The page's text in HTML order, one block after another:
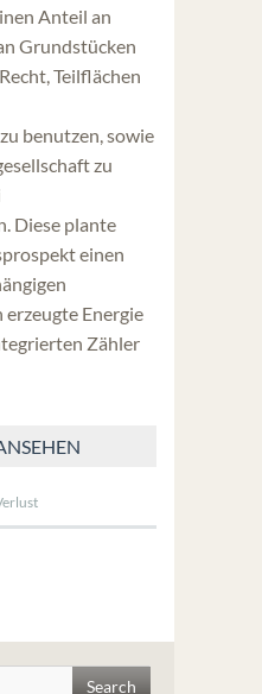
Anteil an
Grundstücken
Teilflächen
benutzen, sowie
zu
Diese plante
einen
erzeugte Energie
Zähler